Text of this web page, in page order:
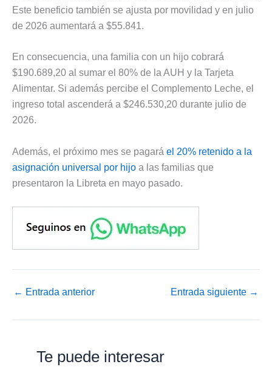
Este beneficio también se ajusta por movilidad y en julio
de 2026 aumentará a $55.841.
En consecuencia, una familia con un hijo cobrará
$190.689,20 al sumar el 80% de la AUH y la Tarjeta
Alimentar. Si además percibe el Complemento Leche, el
ingreso total ascenderá a $246.530,20 durante julio de
2026.
Además, el próximo mes se pagará el 20% retenido a la
asignación universal por hijo a las familias que
presentaron la Libreta en mayo pasado.
← Entrada anterior Entrada siguiente →
Te puede interesar